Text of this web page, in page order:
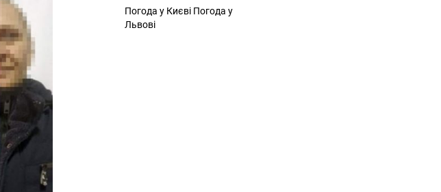
Погода у Києві Погода у
Львові